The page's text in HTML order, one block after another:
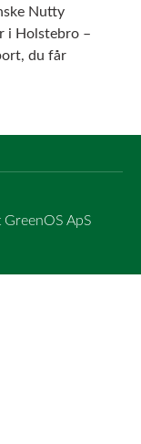
Nutty
i Holstebro –
du får
ApS